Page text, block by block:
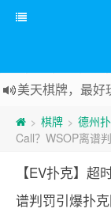
> 棋牌 > 德州
Call？WSOP离谱
【EV扑克】超
谱判罚引爆扑克